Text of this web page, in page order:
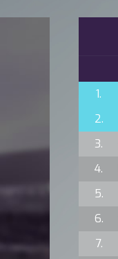
1.
2.
3.
4.
5.
6.
7.